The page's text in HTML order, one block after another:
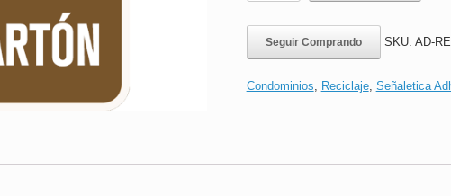
|
16x24cms
cantidad
Seguir Comprando SKU: AD-
Condominios, Reciclaje, Señaletica